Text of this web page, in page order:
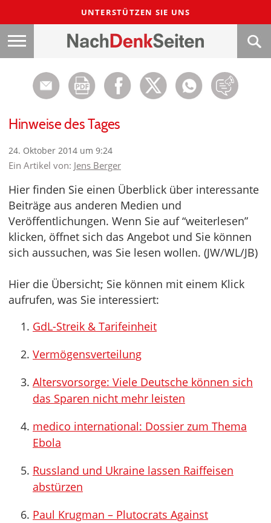
UNTERSTÜTZEN SIE UNS
Hinweise des Tages
24. Oktober 2014 um 9:24
Ein Artikel von: Jens Berger
Hier finden Sie einen Überblick über interessante
Beiträge aus anderen Medien und
Veröffentlichungen. Wenn Sie auf “weiterlesen”
klicken, öffnet sich das Angebot und Sie können
sich aussuchen, was Sie lesen wollen. (JW/WL/JB)
Hier die Übersicht; Sie können mit einem Klick
aufrufen, was Sie interessiert:
GdL-Streik & Tarifeinheit
Vermögensverteilung
Altersvorsorge: Viele Deutsche können sich
das Sparen nicht mehr leisten
medico international: Dossier zum Thema
Ebola
Russland und Ukraine lassen Raiffeisen
abstürzen
Paul Krugman – Plutocrats Against